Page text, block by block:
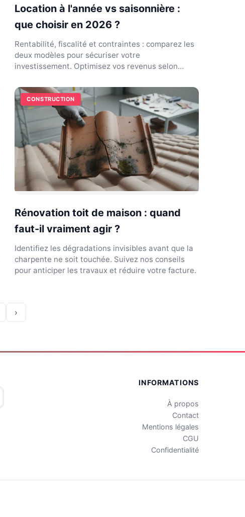
Location à l'année vs saisonnière :
que choisir en 2026 ?
Rentabilité, fiscalité et contraintes : comparez les
deux modèles pour sécuriser votre
investissement. Optimisez vos revenus selon
CONSTRUCTION
Rénovation toit de maison : quand
faut-il vraiment agir ?
Identifiez les dégradations invisibles avant que la
charpente ne soit touchée. Suivez nos conseils
pour anticiper les travaux et réduire votre facture.
›
INFORMATIONS
À propos
Contact
Mentions légales
CGU
Confidentialité